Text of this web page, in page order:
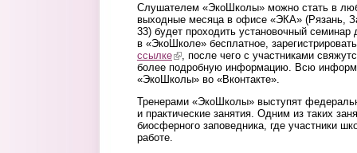
Слушателем «ЭкоШколы» можно стать в
выходные месяца в офисе «ЭКА» (Рязань,
33) будет проходить установочный семинар
в «ЭкоШколе» бесплатное,
ссылке(link is external)
, после чего с участниками
более подробную информацию. Всю
«ЭкоШколы» во «Вконтакте».
Тренерами «ЭкоШколы» выступят
и практические занятия. Одним из таких
биосферного заповедника, где участники
работе.